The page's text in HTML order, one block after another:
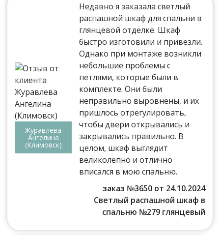
Журавлева
Ангелина
(Климовск)
Недавно я заказала светлый
распашной шкаф для спальни в
глянцевой отделке. Шкаф
быстро изготовили и привезли.
Однако при монтаже возникли
небольшие проблемы с
петлями, которые были в
комплекте. Они были
неправильно выровнены, и их
пришлось отрегулировать,
чтобы двери открывались и
закрывались правильно. В
целом, шкаф выглядит
великолепно и отлично
вписался в мою спальню.
заказ №3650 от 24.10.2024
Светлый распашной шкаф в
спальню №279 глянцевый